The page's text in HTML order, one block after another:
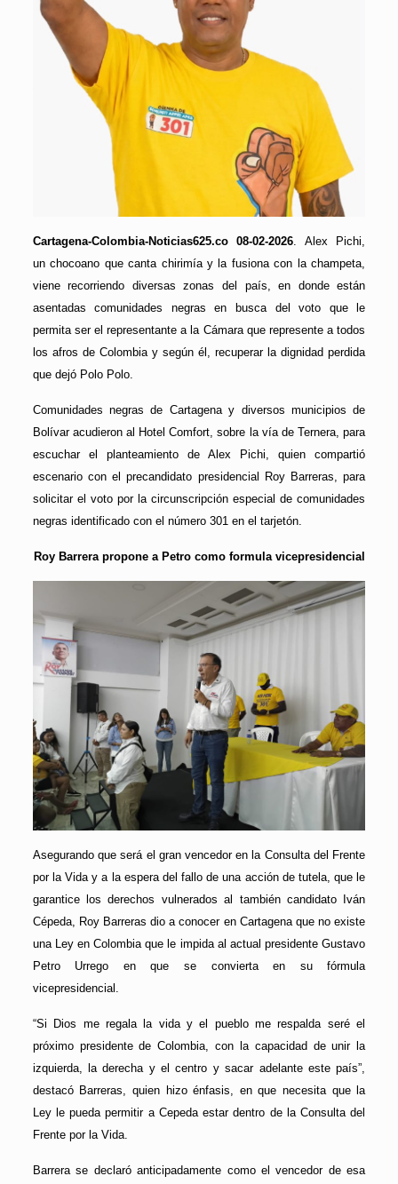
Cartagena-Colombia-Noticias625.co 08-02-2026. Alex Pichi,
un chocoano que canta chirimía y la fusiona con la champeta,
viene recorriendo diversas zonas del país, en donde están
asentadas comunidades negras en busca del voto que le
permita ser el representante a la Cámara que represente a todos
los afros de Colombia y según él, recuperar la dignidad perdida
que dejó Polo Polo.
Comunidades negras de Cartagena y diversos municipios de
Bolívar acudieron al Hotel Comfort, sobre la vía de Ternera, para
escuchar el planteamiento de Alex Pichi, quien compartió
escenario con el precandidato presidencial Roy Barreras, para
solicitar el voto por la circunscripción especial de comunidades
negras identificado con el número 301 en el tarjetón.
Roy Barrera propone a Petro como formula vicepresidencial
Asegurando que será el gran vencedor en la Consulta del Frente
por la Vida y a la espera del fallo de una acción de tutela, que le
garantice los derechos vulnerados al también candidato Iván
Cépeda, Roy Barreras dio a conocer en Cartagena que no existe
una Ley en Colombia que le impida al actual presidente Gustavo
Petro Urrego en que se convierta en su fórmula
vicepresidencial.
“Si Dios me regala la vida y el pueblo me respalda seré el
próximo presidente de Colombia, con la capacidad de unir la
izquierda, la derecha y el centro y sacar adelante este país”,
destacó Barreras, quien hizo énfasis, en que necesita que la
Ley le pueda permitir a Cepeda estar dentro de la Consulta del
Frente por la Vida.
Barrera se declaró anticipadamente como el vencedor de esa